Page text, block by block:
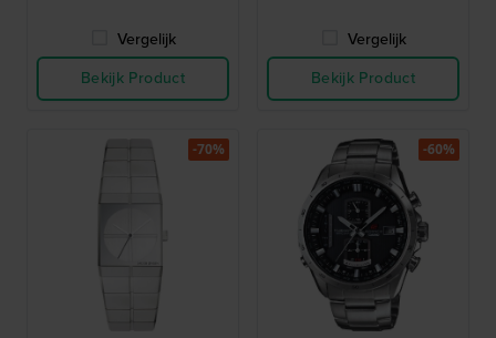
Vergelijk
Bekijk Product
Vergelijk
Bekijk Product
-70% -60%